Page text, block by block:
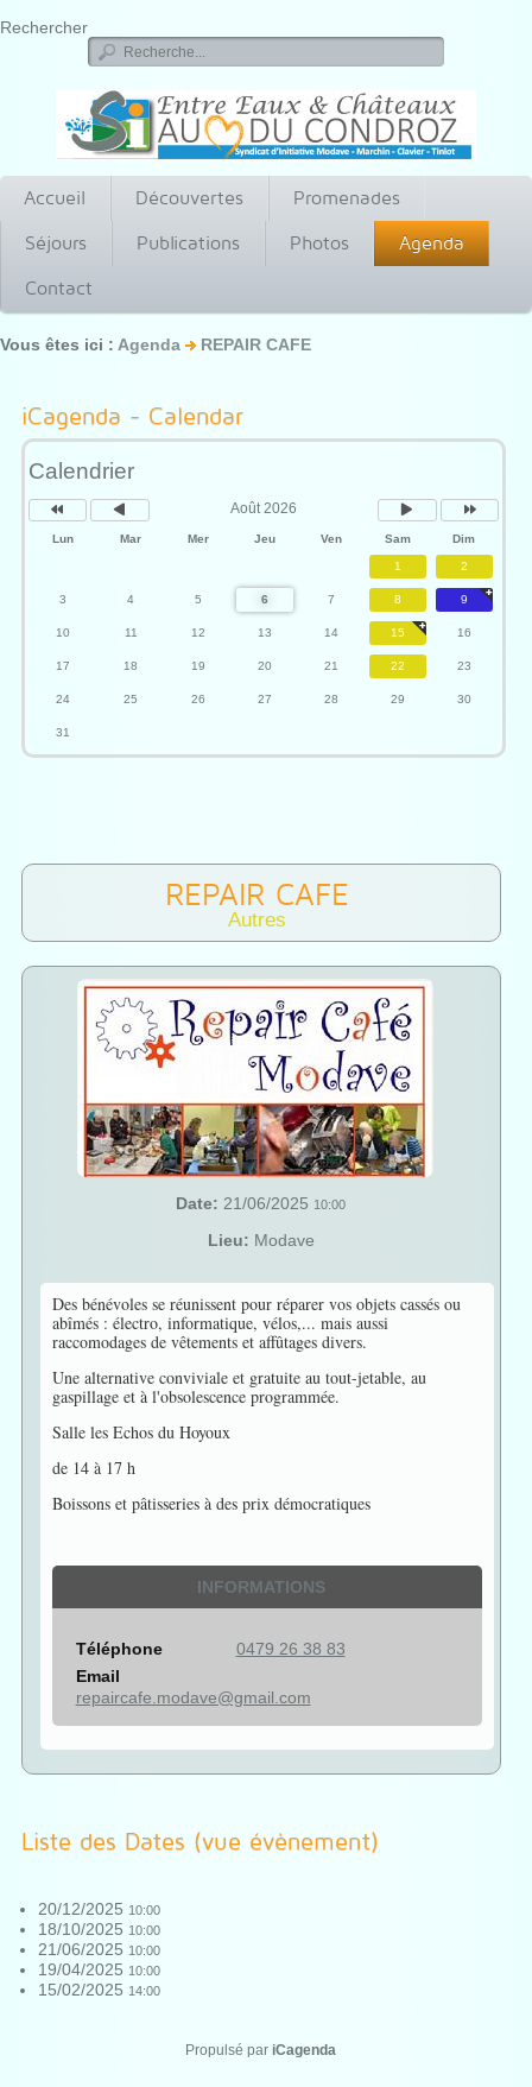
Rechercher
Accueil Découvertes
Promenades
Séjours
Publications Photos
Agenda
Contact
Vous êtes ici : Agenda REPAIR CAFE
iCagenda - Calendar
Calendrier
précédente précédent
Août 2026
Lun Mar Mer Jeu Ven Sam Dim
1 2
3 4 5 6 7 8 9
10 11 12 13 14 15 16
17 18 19 20 21 22 23
24 25 26 27 28 29 30
31
REPAIR CAFE
Autres
Date: 21/06/2025 10:00
Lieu: Modave
Des bénévoles se réunissent pour réparer vos objets cassés ou
abîmés : électro, informatique, vélos,... mais aussi
raccomodages de vêtements et affûtages divers.
Une alternative conviviale et gratuite au tout-jetable, au
gaspillage et à l'obsolescence programmée.
Salle les Echos du Hoyoux
de 14 à 17 h
Boissons et pâtisseries à des prix démocratiques
INFORMATIONS
Téléphone
0479 26 38 83
Email
repaircafe.modave@gmail.com
Liste des Dates (vue évènement)
20/12/2025 10:00
18/10/2025 10:00
21/06/2025 10:00
19/04/2025 10:00
15/02/2025 14:00
Propulsé par iCagenda